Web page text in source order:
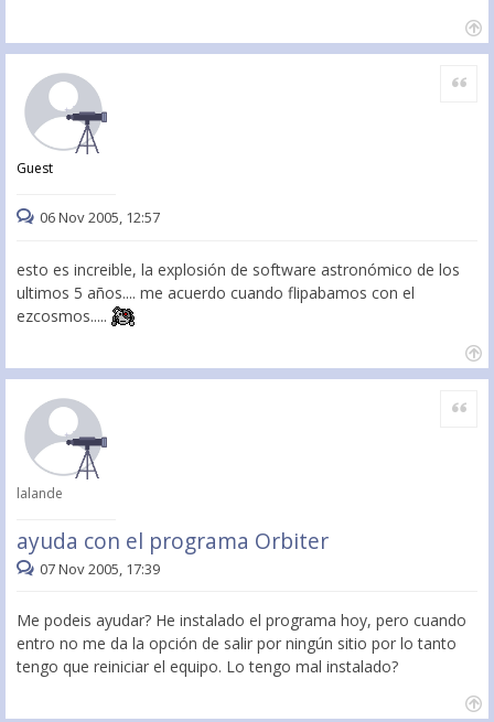
Guest
Citar
06 Nov 2005, 12:57
esto es increible, la explosión de software astronómico de los
ultimos 5 años.... me acuerdo cuando flipabamos con el
ezcosmos.....
lalande
ayuda con el programa Orbiter
Citar
07 Nov 2005, 17:39
Me podeis ayudar? He instalado el programa hoy, pero cuando
entro no me da la opción de salir por ningún sitio por lo tanto
tengo que reiniciar el equipo. Lo tengo mal instalado?